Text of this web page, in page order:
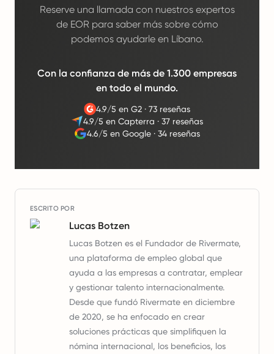
Reserve una llamada con nuestros expertos
de EOR para saber más sobre cómo
podemos ayudarle en Líbano.
Con la confianza de más de 1.300 empresas
en todo el mundo.
4.9/5 en G2 ·73 reseñas
4.9/5 en Capterra ·37 reseñas
4.6/5 en Google· 34 reseñas
ESCRITO POR
Lucas Botzen
Lucas Botzen es el Fundador de Rivermate,
una plataforma de empleo global que
ayuda a las empresas a contratar, emplear
y gestionar talento internacionalmente.
Desde que fundó Rivermate en diciembre
de 2020, se ha enfocado en crear
soluciones prácticas que simplifiquen la
nómina internacional, los beneficios, los